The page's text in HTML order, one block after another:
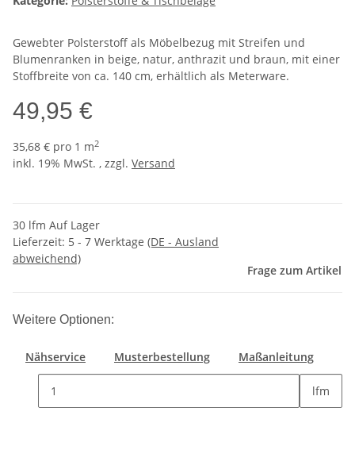
Gewebter Polsterstoff als Möbelbezug mit Streifen und
Blumenranken in beige, natur, anthrazit und braun, mit einer
Stoffbreite von ca. 140 cm, erhältlich als Meterware.
49,95 €
35,68 € pro 1 m2
inkl. 19% MwSt. , zzgl. Versand
30 lfm Auf Lager
Lieferzeit: 5 - 7 Werktage (DE - Ausland
abweichend)
Frage zum Artikel
Weitere Optionen:
Nähservice Musterbestellung Maßanleitung
lfm